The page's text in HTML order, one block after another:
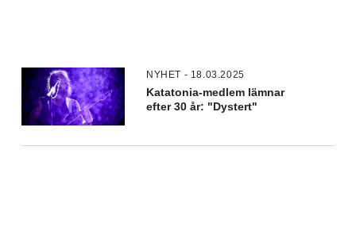
NYHET - 18.03.2025
Katatonia-medlem lämnar
efter 30 år: "Dystert"